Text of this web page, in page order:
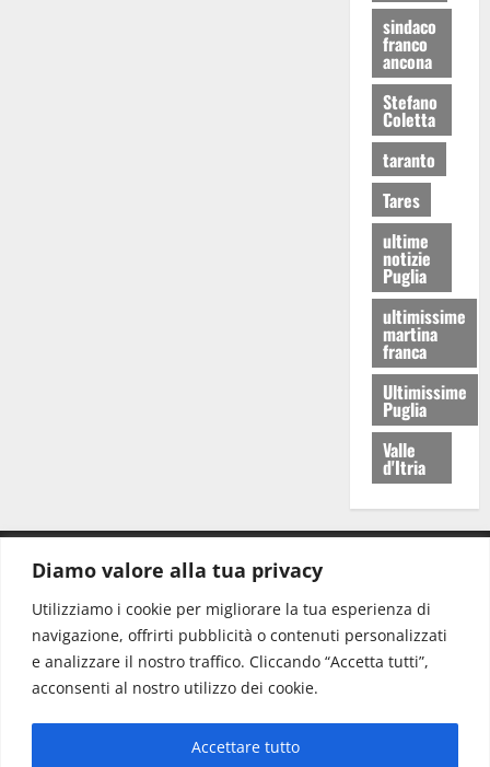
Diamo valore alla tua privacy
Utilizziamo i cookie per migliorare la tua esperienza di
navigazione, offrirti pubblicità o contenuti personalizzati
e analizzare il nostro traffico. Cliccando “Accetta tutti”,
acconsenti al nostro utilizzo dei cookie.
Accettare tutto
sindaco
franco
ancona
Stefano
Coletta
taranto
Tares
ultime
notizie
Puglia
ultimissime
martina
franca
Ultimissime
Puglia
Valle
d'Itria
Redazione: redazione@www.martinasera.it
Direttore:direttore@www.martinasera.it
Info & Commerciale:info@www.martinasera.it